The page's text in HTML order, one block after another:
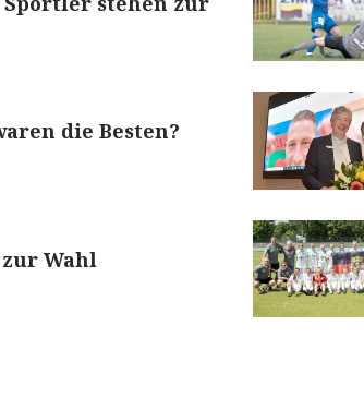
die Besten?
Wahl